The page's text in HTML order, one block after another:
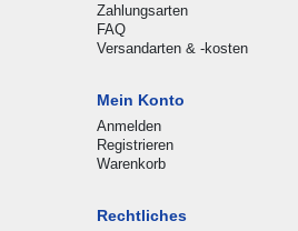
Zahlungsarten
FAQ
Versandarten & -kosten
Mein Konto
Anmelden
Registrieren
Warenkorb
Rechtliches